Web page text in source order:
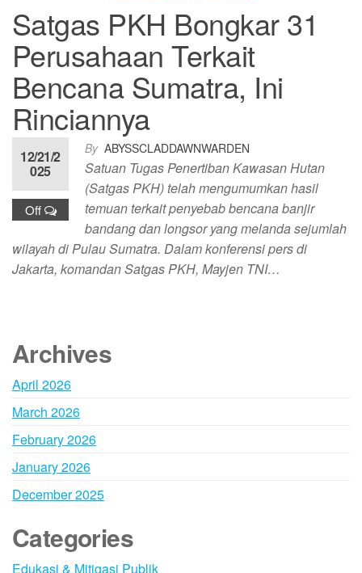
Satgas PKH Bongkar 31
Perusahaan Terkait
Bencana Sumatra, Ini
Rinciannya
By ABYSSCLADDAWNWARDEN
12/21/2
025
Off
Satuan Tugas Penertiban Kawasan Hutan
(Satgas PKH) telah mengumumkan hasil
temuan terkait penyebab bencana banjir
bandang dan longsor yang melanda sejumlah
wilayah di Pulau Sumatra. Dalam konferensi pers di
Jakarta, komandan Satgas PKH, Mayjen TNI…
Archives
April 2026
March 2026
February 2026
January 2026
December 2025
Categories
Edukasi & Mitigasi Publik